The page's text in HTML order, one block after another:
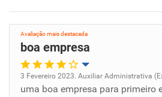
Avaliação mais destacada
boa empresa
Oportunidade de promoção
3 Fevereiro 2023. Auxiliar Administrativa
uma boa empresa para primeiro